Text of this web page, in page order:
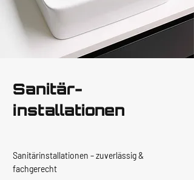
Sanitär-
installationen
Sanitärinstallationen – zuverlässig &
fachgerecht